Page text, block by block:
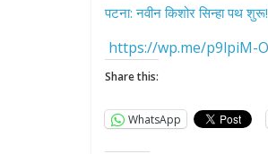
पटना: नवीन किशोर सिन्हा पथ शुरू!
https://wp.me/p9lpiM-
Share this:
WhatsApp